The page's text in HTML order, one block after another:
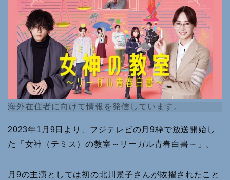
海外在住者に向けて情報を発信しています。
2023年1月9日より、フジテレビの月9枠で放送開始し
た「女神（テミス）の教室～リーガル青春白書～」。
月9の主演としては初の北川景子さんが抜擢されたこと